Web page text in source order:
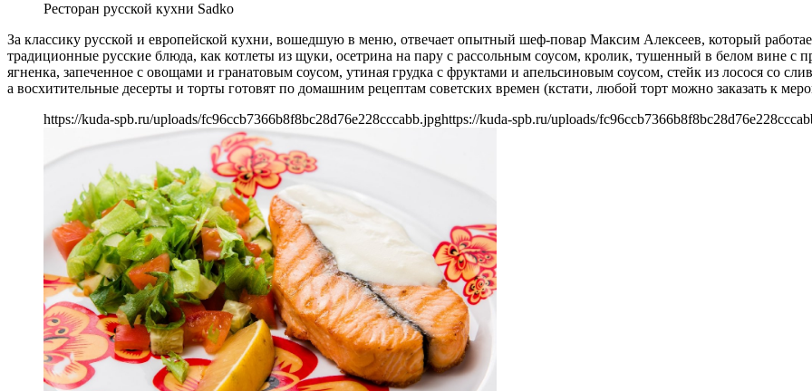
Ресторан русской кухни Sadko
За классику русской и европейской кухни, вошедшую в меню, отвечает опытный шеф-повар Максим Алексеев, который
традиционные русские блюда, как котлеты из щуки, осетрина на пару с рассольным соусом, кролик, тушенный в белом вине
ягненка, запеченное с овощами и гранатовым соусом, утиная грудка с фруктами и апельсиновым соусом, стейк из лосося со
а восхитительные десерты и торты готовят по домашним рецептам советских времен (кстати, любой торт можно заказать к
https://kuda-spb.ru/uploads/fc96ccb7366b8f8bc28d76e228cccabb.jpghttps://kuda-spb.ru/uploads/